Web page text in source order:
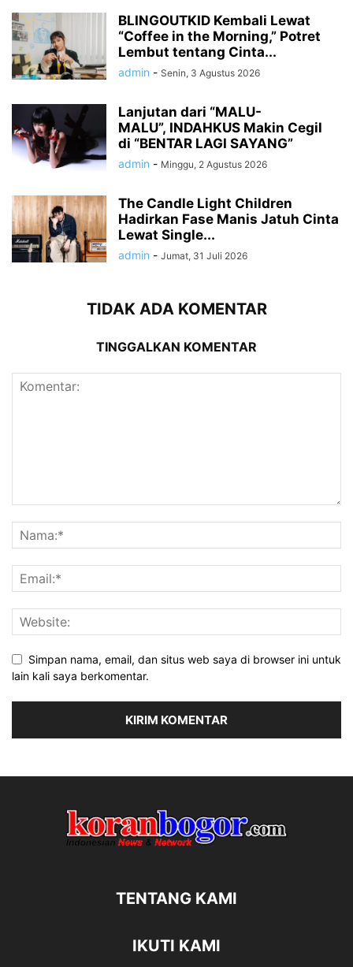
BLINGOUTKID Kembali Lewat
“Coffee in the Morning,” Potret
Lembut tentang Cinta...
admin - Senin, 3 Agustus 2026
Lanjutan dari “MALU-
MALU”, INDAHKUS Makin Cegil
di “BENTAR LAGI SAYANG”
admin - Minggu, 2 Agustus 2026
The Candle Light Children
Hadirkan Fase Manis Jatuh Cinta
Lewat Single...
admin - Jumat, 31 Juli 2026
TIDAK ADA KOMENTAR
TINGGALKAN KOMENTAR
Simpan nama, email, dan situs web saya di browser ini untuk
lain kali saya berkomentar.
TENTANG KAMI
IKUTI KAMI